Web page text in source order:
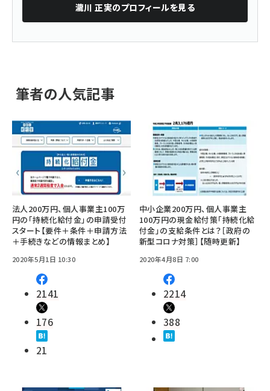
瀧川 正実のプロフィールを見る
筆者の人気記事
法人200万円、個人事業主100万
円の「持続化給付金」の申請受付
スタート【要件＋条件＋申請方法
＋手続きなどの情報まとめ】
2020年5月1日 10:30
2141
176
21
中小企業200万円、個人事業主
100万円の現金給付策「持続化給
付金」の支給条件とは？［政府の
新型コロナ対策］【随時更新】
2020年4月8日 7:00
2214
388